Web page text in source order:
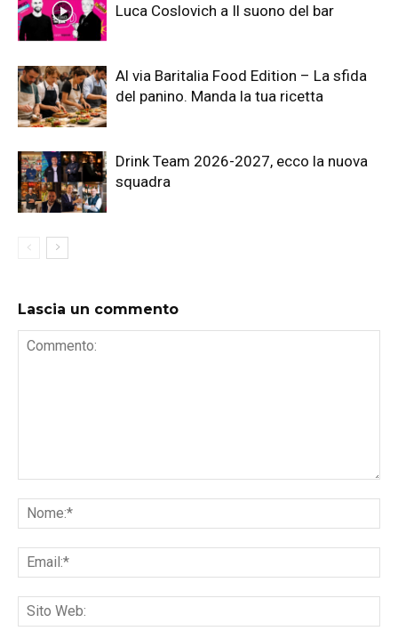
Luca Coslovich a Il suono del bar
Al via Baritalia Food Edition – La sfida
del panino. Manda la tua ricetta
Drink Team 2026-2027, ecco la nuova
squadra
Lascia un commento